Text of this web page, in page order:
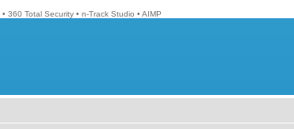
• 360 Total Security • n-Track Studio • AIMP